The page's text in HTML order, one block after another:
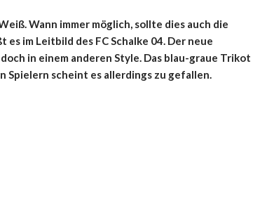
Wann immer möglich, sollte dies auch die
im Leitbild des FC Schalke 04. Der neue
in einem anderen Style. Das blau-graue Trikot
Spielern scheint es allerdings zu gefallen.